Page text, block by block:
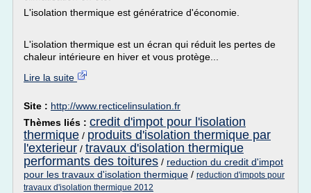
L'isolation thermique est génératrice d'économie.
L'isolation thermique est un écran qui réduit les pertes de
chaleur intérieure en hiver et vous protège...
Lire la suite
Site : http://www.recticelinsulation.fr
Thèmes liés : credit d'impot pour l'isolation
thermique / produits d'isolation thermique par
l'exterieur / travaux d'isolation thermique
performants des toitures / reduction du credit d'impot
pour les travaux d'isolation thermique / reduction d'impots pour
travaux d'isolation thermique 2012